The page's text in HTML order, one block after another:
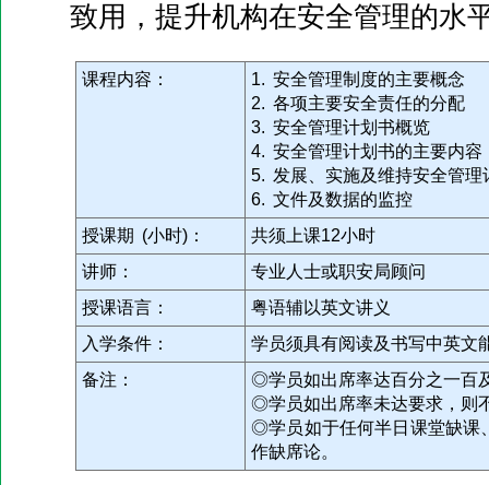
致用，提升机构在安全管理的水
课程内容：
1. 安全管理制度的主要概念
2. 各项主要安全责任的分配
3. 安全管理计划书概览
4. 安全管理计划书的主要内容
5. 发展、实施及维持安全管理
6. 文件及数据的监控
授课期 (小时)：
共须上课12小时
讲师：
专业人士或职安局顾问
授课语言：
粤语辅以英文讲义
入学条件：
学员须具有阅读及书写中英文
备注：
◎学员如出席率达百分之一百
◎学员如出席率未达要求，则
◎学员如于任何半日课堂缺课
作缺席论。